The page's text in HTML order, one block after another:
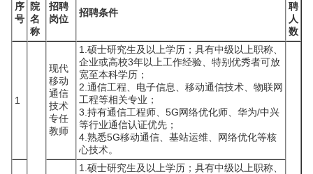
序
号
院
名
称
招聘
岗位
招聘条件
聘
人
数
1
现代
移动
通信
技术
专任
教师
1.硕士研究生及以上学历；具有中级以上职称、
企业或高校3年以上工作经验、特别优秀者可放
宽至本科学历；
2.通信工程、电子信息、移动通信技术、物联网
工程等相关专业；
3.持有通信工程师、5G网络优化师、华为/中兴
等行业通信认证优先；
4.熟悉5G移动通信、基站运维、网络优化等核
心技术。
1.硕士研究生及以上学历；具有中级以上职称、